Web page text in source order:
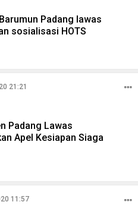
Padang lawas
sosialisasi HOTS
21:21
Padang Lawas
Apel Kesiapan Siaga
11:57